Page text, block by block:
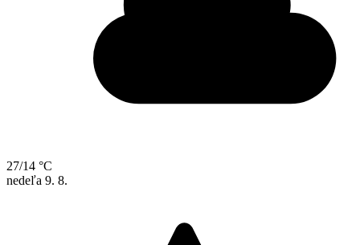
27/14 °C
nedeľa 9. 8.